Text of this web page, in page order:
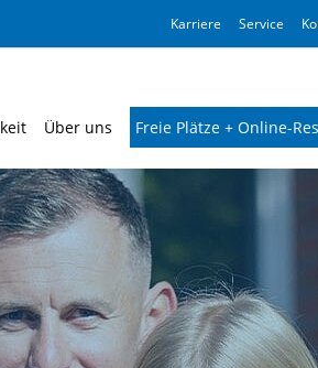
Karriere Service
Über uns Freie Plätze + Online-